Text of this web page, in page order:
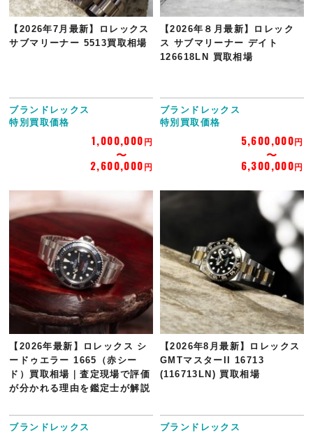
【2026年7月最新】ロレックス
サブマリーナー 5513買取相場
ブランドレックス
特別買取価格
1,000,000円
2,600,000円
【2026年８月最新】ロレック
ス サブマリーナー デイト
126618LN 買取相場
ブランドレックス
特別買取価格
5,600,000円
6,300,000円
【2026年最新】ロレックス シ
ードゥエラー 1665（赤シー
ド）買取相場｜査定現場で評価
が分かれる理由を鑑定士が解説
ブランドレックス
【2026年8月最新】ロレックス
GMTマスターII 16713
(116713LN) 買取相場
ブランドレックス